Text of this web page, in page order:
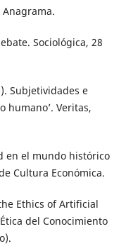
Anagrama.
Sociológica, 28
Subjetividades e
humano’. Veritas,
en el mundo histórico
Cultura Económica.
Ethics of Artificial
del Conocimiento